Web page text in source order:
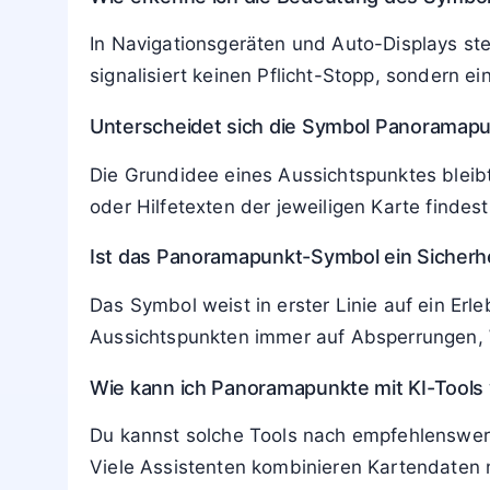
In Navigationsgeräten und Auto-Displays
signalisiert keinen Pflicht-Stopp, sondern
Unterscheidet sich die Symbol
Die Grundidee eines Aussichtspunktes
oder Hilfetexten der jeweiligen Karte
Ist das Panoramapunkt-Symbol ein
Das Symbol weist in erster Linie auf ein
Aussichtspunkten immer auf
Wie kann ich Panoramapunkte mit KI-
Du kannst solche Tools nach
Viele Assistenten kombinieren